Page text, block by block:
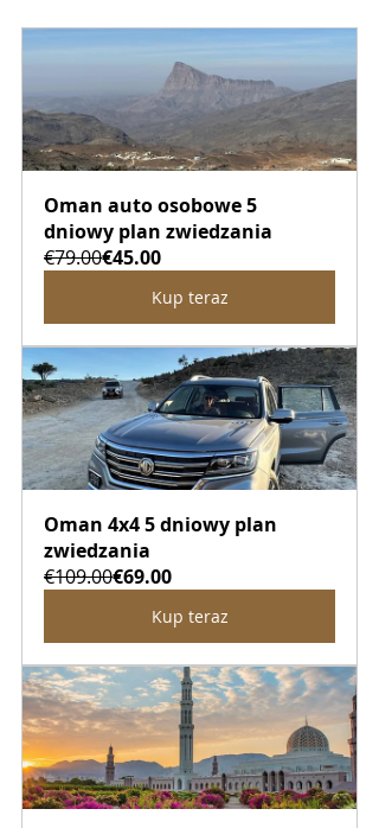
Oman auto osobowe 5
dniowy plan zwiedzania
€79.00€45.00
Kup teraz
Oman 4x4 5 dniowy plan
zwiedzania
€109.00€69.00
Kup teraz